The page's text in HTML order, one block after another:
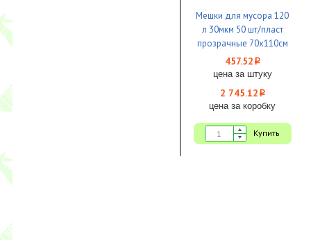
Мешки для мусора 120
л 30мкм 50 шт/пласт
прозрачные 70х110см
1/6
457.52 i
цена за штуку
2 745.12 i
цена за коробку
Купить